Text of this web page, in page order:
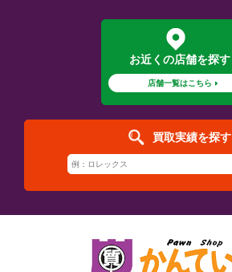
お近くの店舗を探す
店舗一覧はこちら
買取実績を探す